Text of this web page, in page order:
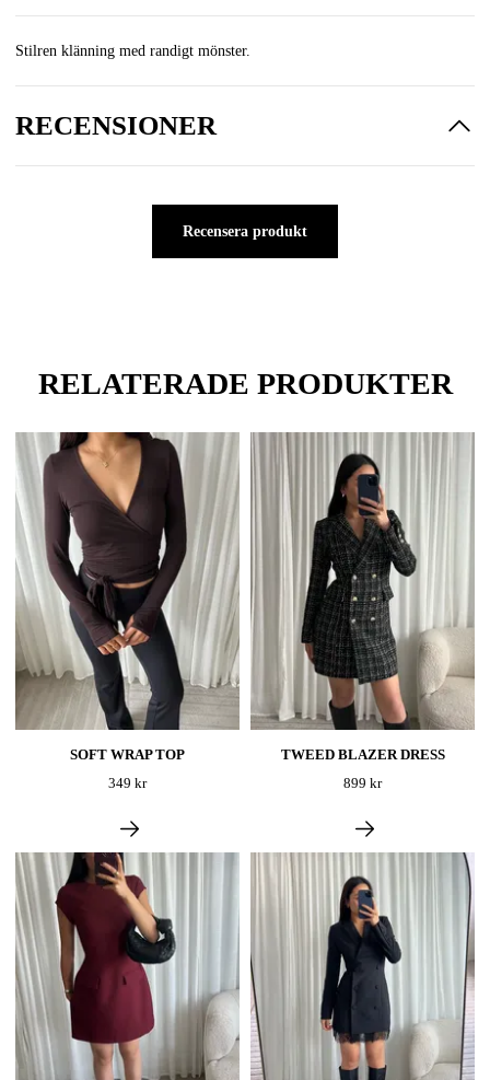
Stilren klänning med randigt mönster.
RECENSIONER
Recensera produkt
RELATERADE PRODUKTER
SOFT WRAP TOP
349 kr
TWEED BLAZER DRESS
899 kr